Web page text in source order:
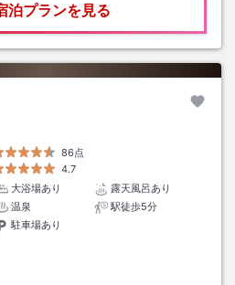
泊プランを見る
86点
4.7
大浴場あり
露天風呂あり
温泉
駅徒歩5分
駐車場あり